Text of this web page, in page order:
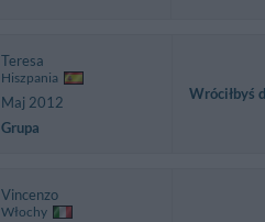
Teresa
Hiszpania
Maj 2012
Grupa
Wróciłbyś
Vincenzo
Włochy